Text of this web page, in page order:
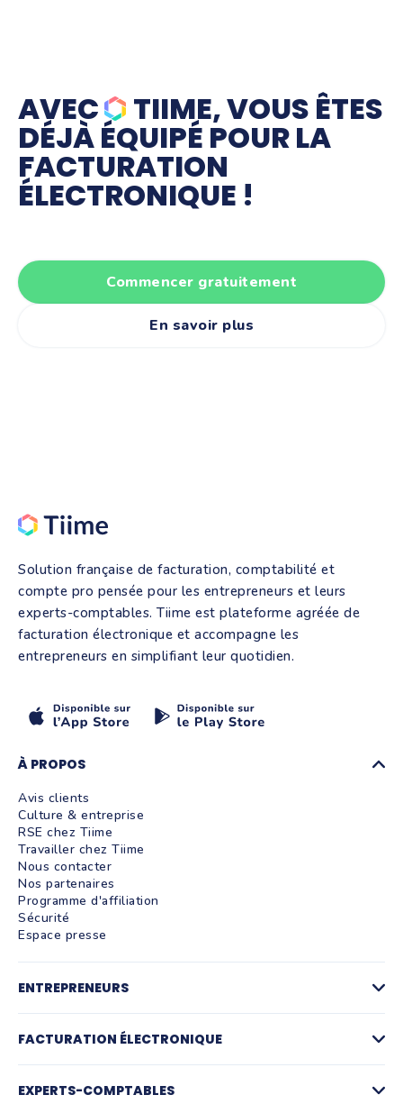
AVEC TIIME, VOUS ÊTES
DÉJÀ ÉQUIPÉ POUR LA
FACTURATION
ÉLECTRONIQUE !
Commencer gratuitement
En savoir plus
Solution française de facturation, comptabilité et
compte pro pensée pour les entrepreneurs et leurs
experts-comptables. Tiime est plateforme agréée de
facturation électronique et accompagne les
entrepreneurs en simplifiant leur quotidien.
À PROPOS
Avis clients
Culture & entreprise
RSE chez Tiime
Travailler chez Tiime
Nous contacter
Nos partenaires
Programme d'affiliation
Sécurité
Espace presse
ENTREPRENEURS
Logiciel de devis
Gestion des achats
FACTURATION ÉLECTRONIQUE
Plateforme agréée de facturation électronique
EXPERTS-COMPTABLES